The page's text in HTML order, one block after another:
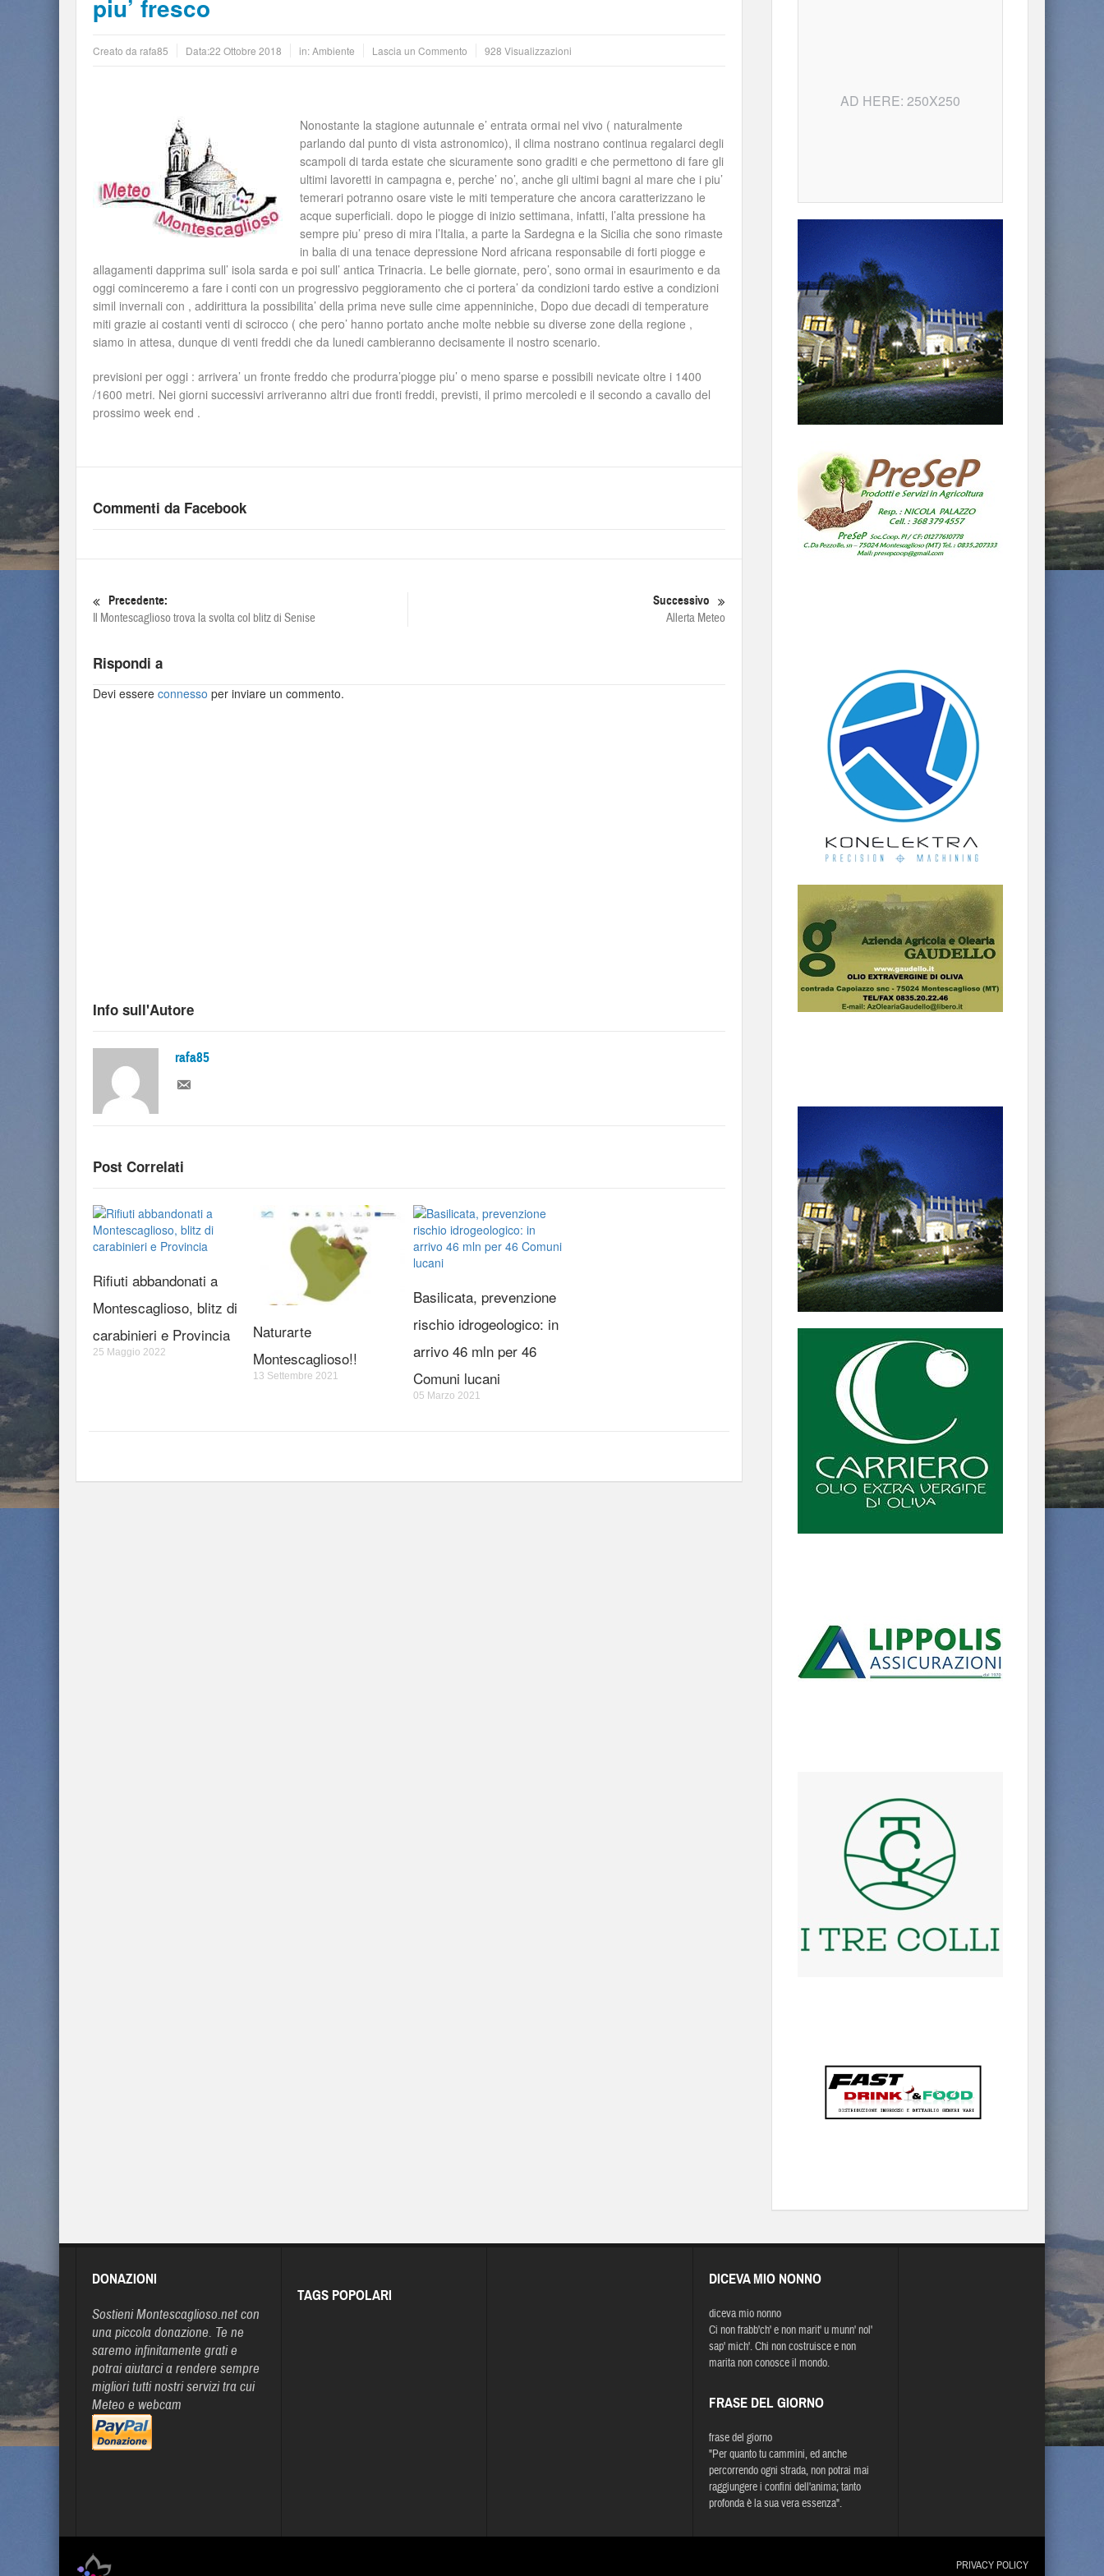
piu’ fresco
Creato da rafa85 Data:22 Ottobre 2018 in:Ambiente Lascia un Commento 928 Visualizzazioni
Nonostante la stagione autunnale e’ entrata ormai nel vivo ( naturalmente
parlando dal punto di vista astronomico), il clima nostrano continua regalarci degli
scampoli di tarda estate che sicuramente sono graditi e che permettono di fare gli
ultimi lavoretti in campagna e, perche’ no’, anche gli ultimi bagni al mare che i piu’
temerari potranno osare viste le miti temperature che ancora caratterizzano le
acque superficiali. dopo le piogge di inizio settimana, infatti, l’alta pressione ha
sempre piu’ preso di mira l’Italia, a parte la Sardegna e la Sicilia che sono rimaste
in balia di una tenace depressione Nord africana responsabile di forti piogge e
allagamenti dapprima sull’ isola sarda e poi sull’ antica Trinacria. Le belle giornate, pero’, sono ormai in esaurimento e da
oggi cominceremo a fare i conti con un progressivo peggioramento che ci portera’ da condizioni tardo estive a condizioni
simil invernali con , addirittura la possibilita’ della prima neve sulle cime appenniniche, Dopo due decadi di temperature
miti grazie ai costanti venti di scirocco ( che pero’ hanno portato anche molte nebbie su diverse zone della regione ,
siamo in attesa, dunque di venti freddi che da lunedi cambieranno decisamente il nostro scenario.
previsioni per oggi : arrivera’ un fronte freddo che produrra’piogge piu’ o meno sparse e possibili nevicate oltre i 1400
/1600 metri. Nei giorni successivi arriveranno altri due fronti freddi, previsti, il primo mercoledi e il secondo a cavallo del
prossimo week end .
Commenti da Facebook
Precedente:
Il Montescaglioso trova la svolta col blitz di Senise
Successivo
Allerta Meteo
Rispondi a
Devi essere connesso per inviare un commento.
Info sull'Autore
rafa85
Post Correlati
Rifiuti abbandonati a
Montescaglioso, blitz di
carabinieri e Provincia
25 Maggio 2022
Naturarte
Montescaglioso!!
13 Settembre 2021
Basilicata, prevenzione
rischio idrogeologico: in
arrivo 46 mln per 46
Comuni lucani
05 Marzo 2021
AD HERE: 250X250
DONAZIONI
Sostieni Montescaglioso.net con
una piccola donazione. Te ne
saremo infinitamente grati e
potrai aiutarci a rendere sempre
migliori tutti nostri servizi tra cui
Meteo e webcam
TAGS POPOLARI
DICEVA MIO NONNO
diceva mio nonno
Ci non frabb'ch' e non marit' u munn' nol'
sap' mich'. Chi non costruisce e non
marita non conosce il mondo.
FRASE DEL GIORNO
frase del giorno
"Per quanto tu cammini, ed anche
percorrendo ogni strada, non potrai mai
raggiungere i confini dell'anima; tanto
profonda è la sua vera essenza".
PRIVACY POLICY